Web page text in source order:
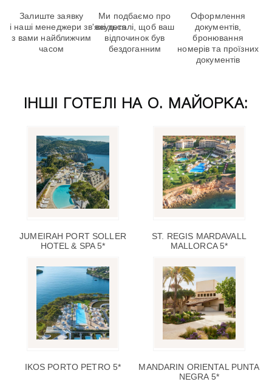
Залиште заявку
і наші менеджери зв'яжуться
з вами найближчим
часом
Ми подбаємо про
всі деталі, щоб ваш
відпочинок був
бездоганним
Оформлення
документів,
бронювання
номерів та проїзних
документів
ІНШІ ГОТЕЛІ НА О. МАЙОРКА:
JUMEIRAH PORT SOLLER
HOTEL & SPA 5*
ST. REGIS MARDAVALL
MALLORCA 5*
IKOS PORTO PETRO 5*
MANDARIN ORIENTAL PUNTA
NEGRA 5*